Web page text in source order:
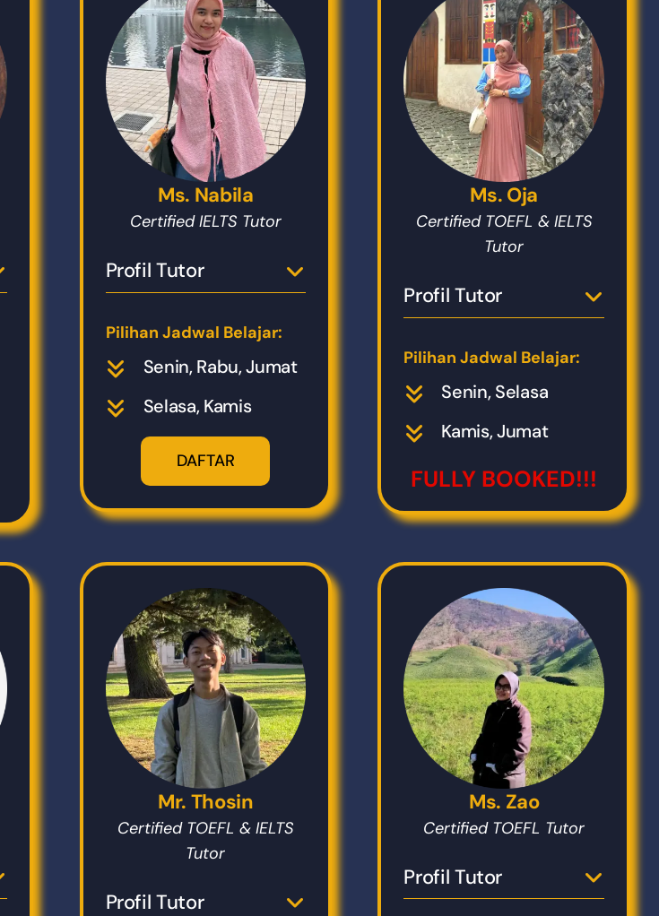
Ms. Nabila
Certified IELTS Tutor
Profil Tutor
Pilihan Jadwal Belajar:
Senin, Rabu, Jumat
Selasa, Kamis
DAFTAR
Ms. Oja
Certified TOEFL & IELTS
Tutor
Profil Tutor
Pilihan Jadwal Belajar:
Senin, Selasa
Kamis, Jumat
FULLY BOOKED!!!
Mr. Thosin
Certified TOEFL & IELTS
Tutor
Profil Tutor
Ms. Zao
Certified TOEFL Tutor
Profil Tutor